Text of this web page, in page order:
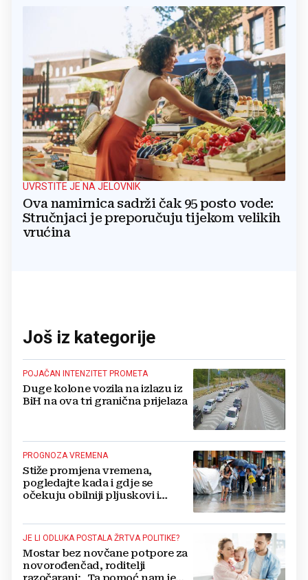
UVRSTITE JE NA JELOVNIK
Ova namirnica sadrži čak 95 posto vode:
Stručnjaci je preporučuju tijekom velikih
vrućina
Još iz kategorije
POJAČAN INTENZITET PROMETA
Duge kolone vozila na izlazu iz
BiH na ova tri granična prijelaza
PROGNOZA VREMENA
Stiže promjena vremena,
pogledajte kada i gdje se
očekuju obilniji pljuskovi i
JE LI ODLUKA POSTALA ŽRTVA POLITIKE?
Mostar bez novčane potpore za
novorođenčad, roditelji